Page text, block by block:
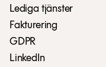
Lediga tjänster
Fakturering
GDPR
LinkedIn